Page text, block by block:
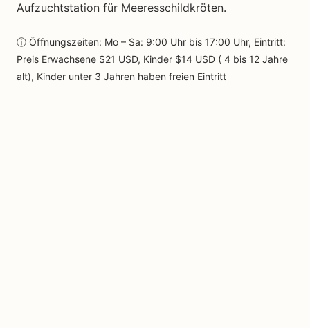
Aufzuchtstation für Meeresschildkröten.
ⓘ Öffnungszeiten: Mo – Sa: 9:00 Uhr bis 17:00 Uhr, Eintritt:
Preis Erwachsene $21 USD, Kinder $14 USD ( 4 bis 12 Jahre
alt), Kinder unter 3 Jahren haben freien Eintritt